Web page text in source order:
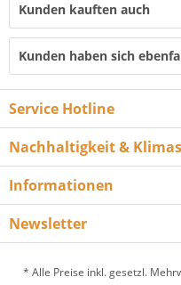
Kunden kauften auch
Kunden haben sich
Service Hotline
Nachhaltigkeit &
Informationen
Newsletter
* Alle Preise inkl. gesetzl.